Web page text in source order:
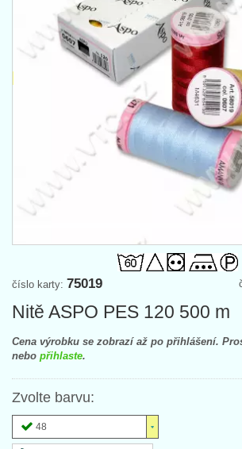
číslo karty: 75019
Nitě ASPO PES 120 500 m
Cena výrobku se zobrazí až po přihlášení.
nebo přihlaste.
Zvolte barvu:
48